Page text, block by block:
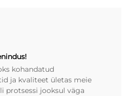
kohandatud
ja kvaliteet ületas meie
protsessi jooksul väga